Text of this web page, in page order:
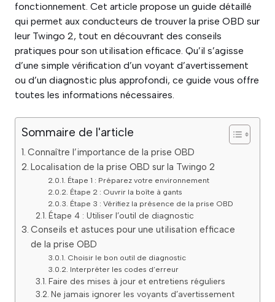
fonctionnement. Cet article propose un guide détaillé
qui permet aux conducteurs de trouver la prise OBD sur
leur Twingo 2, tout en découvrant des conseils
pratiques pour son utilisation efficace. Qu’il s’agisse
d’une simple vérification d’un voyant d’avertissement
ou d’un diagnostic plus approfondi, ce guide vous offre
toutes les informations nécessaires.
Sommaire de l'article
Connaître l’importance de la prise OBD
Localisation de la prise OBD sur la Twingo 2
Étape 1 : Préparez votre environnement
Étape 2 : Ouvrir la boîte à gants
Étape 3 : Vérifiez la présence de la prise OBD
Étape 4 : Utiliser l’outil de diagnostic
Conseils et astuces pour une utilisation efficace
de la prise OBD
Choisir le bon outil de diagnostic
Interpréter les codes d’erreur
Faire des mises à jour et entretiens réguliers
Ne jamais ignorer les voyants d’avertissement